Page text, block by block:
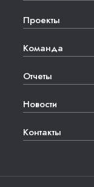
Проекты
Команда
Отчеты
Новости
Контакты